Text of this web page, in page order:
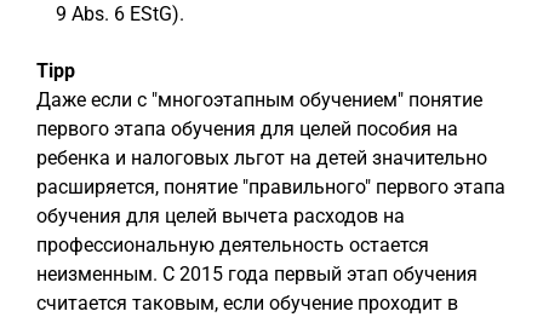
9 Abs. 6 EStG).
Tipp
Даже если с "многоэтапным обучением" понятие
первого этапа обучения для целей пособия на
ребенка и налоговых льгот на детей значительно
расширяется, понятие "правильного" первого этапа
обучения для целей вычета расходов на
профессиональную деятельность остается
неизменным. С 2015 года первый этап обучения
считается таковым, если обучение проходит в